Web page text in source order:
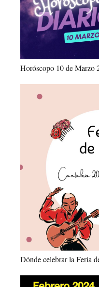
Horóscopo 10 de Marzo
Dónde celebrar la Feria